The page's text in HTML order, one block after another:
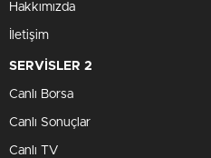
Hakkımızda
İletişim
SERVİSLER 2
Canlı Borsa
Canlı Sonuçlar
Canlı TV